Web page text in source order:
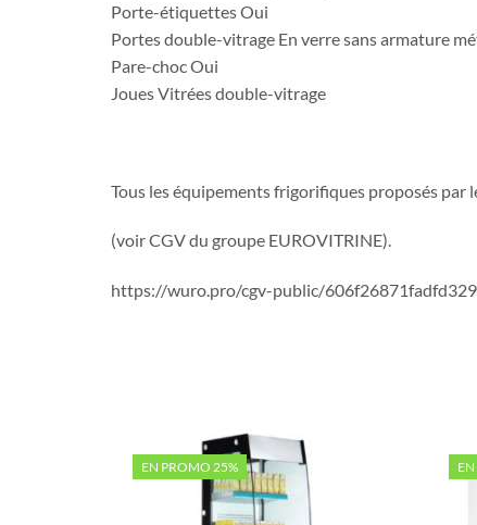
Porte-étiquettes Oui
Portes double-vitrage En verre sans armature
Pare-choc Oui
Joues Vitrées double-vitrage
Tous les équipements frigorifiques proposés par
(voir CGV du groupe EUROVITRINE).
https://wuro.pro/cgv-public/
EN PROMO 25%